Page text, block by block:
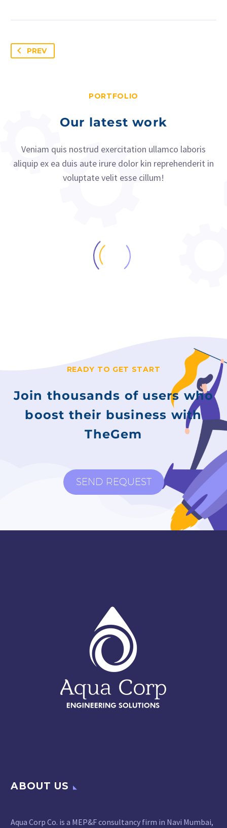
PREV
PORTFOLIO
Our latest work
Veniam quis nostrud exercitation ullamco laboris
aliquip ex ea duis aute irure dolor kin reprehenderit in
voluptate velit esse cillum!
READY TO GET START
Join thousands of users who
boost their business with
TheGem
SEND REQUEST
ABOUT US
Aqua Corp Co. is a MEP&F consultancy firm in Navi Mumbai,